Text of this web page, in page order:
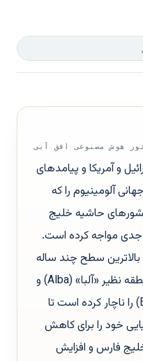
هوش مصنوعی افق آبی
و آمریکا و پیامدهای
آلومینیوم را که
به کشورهای حاشیه خلیج
جدی مواجه کرده است.
بالاترین سطح چند ساله
رسانده و تولیدکنندگان بزرگ منطقه نظیر «آلبا» (Alba) و
«امارات گلوبال آلومینیوم» (EGA) را ناچار کرده است تا
خود را برای کاهش
فارس و افزایش